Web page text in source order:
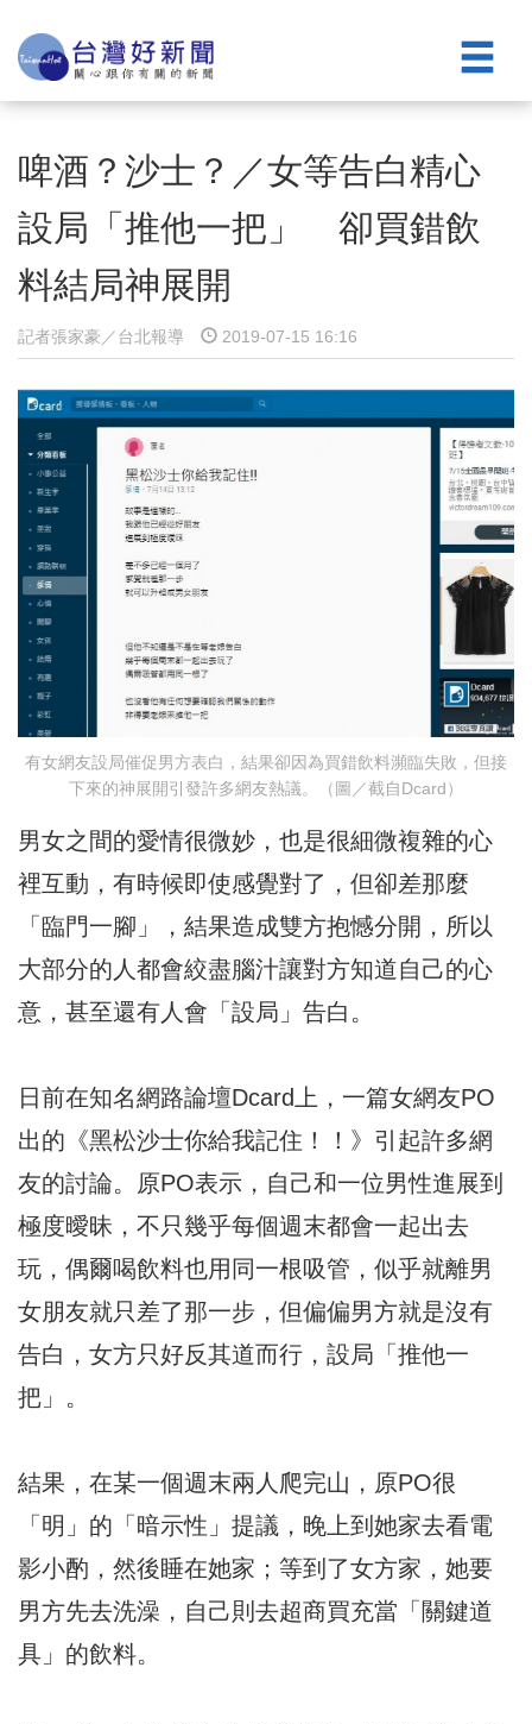
啤酒？沙士？／女等告白精心
設局「推他一把」 卻買錯飲
料結局神展開
記者張家豪／台北報導 2019-07-15 16:16
有女網友設局催促男方表白，結果卻因為買錯飲料瀕臨失敗，但接
下來的神展開引發許多網友熱議。（圖／截自Dcard）
男女之間的愛情很微妙，也是很細微複雜的心
裡互動，有時候即使感覺對了，但卻差那麼
「臨門一腳」，結果造成雙方抱憾分開，所以
大部分的人都會絞盡腦汁讓對方知道自己的心
意，甚至還有人會「設局」告白。
日前在知名網路論壇Dcard上，一篇女網友PO
出的《黑松沙士你給我記住！！》引起許多網
友的討論。原PO表示，自己和一位男性進展到
極度曖昧，不只幾乎每個週末都會一起出去
玩，偶爾喝飲料也用同一根吸管，似乎就離男
女朋友就只差了那一步，但偏偏男方就是沒有
告白，女方只好反其道而行，設局「推他一
把」。
結果，在某一個週末兩人爬完山，原PO很
「明」的「暗示性」提議，晚上到她家去看電
影小酌，然後睡在她家；等到了女方家，她要
男方先去洗澡，自己則去超商買充當「關鍵道
具」的飲料。